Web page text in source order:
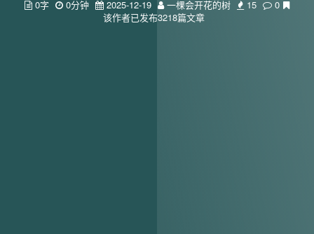
0字 0分钟 2025-12-19 一棵会开花的树 15
0
该作者已发布3218篇文章